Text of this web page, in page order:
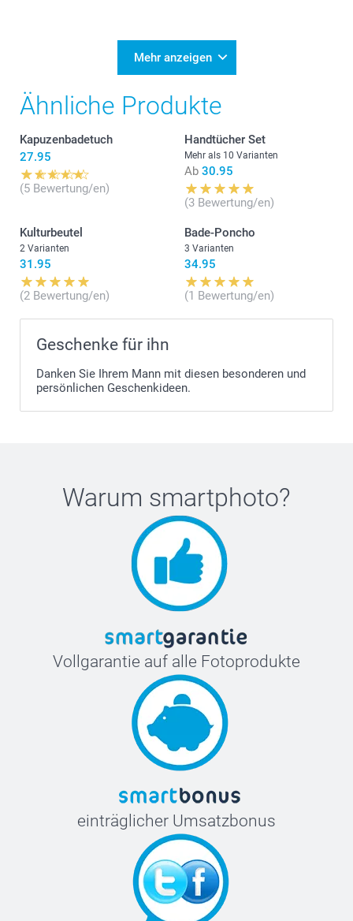
Mehr anzeigen
Ähnliche Produkte
Kapuzenbadetuch
27.95
(5 Bewertung/en)
Handtücher Set
Mehr als 10 Varianten
Ab 30.95
(3 Bewertung/en)
Kulturbeutel
2 Varianten
31.95
(2 Bewertung/en)
Bade-Poncho
3 Varianten
34.95
(1 Bewertung/en)
Geschenke für ihn
Danken Sie Ihrem Mann mit diesen besonderen und
persönlichen Geschenkideen.
Warum smartphoto?
Vollgarantie auf alle Fotoprodukte
einträglicher Umsatzbonus